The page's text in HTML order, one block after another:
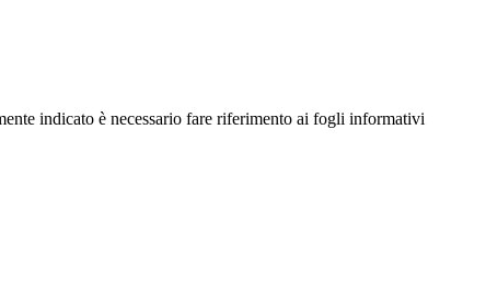
indicato è necessario fare riferimento ai fogli informativi